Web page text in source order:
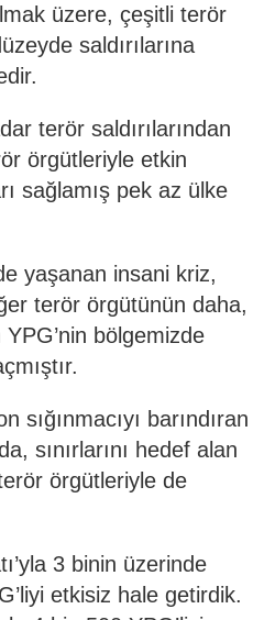
üzere, çeşitli terör
saldırılarına
terör saldırılarından
örgütleriyle etkin
sağlamış pek az ülke
yaşanan insani kriz,
terör örgütünün daha,
YPG’nin bölgemizde
sığınmacıyı barındıran
sınırlarını hedef alan
örgütleriyle de
3 binin üzerinde
etkisiz hale getirdik.